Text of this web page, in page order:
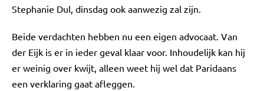
Stephanie Dul, dinsdag ook aanwezig zal zijn.
Beide verdachten hebben nu een eigen advocaat. Van
der Eijk is er in ieder geval klaar voor. Inhoudelijk kan hij
er weinig over kwijt, alleen weet hij wel dat Paridaans
een verklaring gaat afleggen.